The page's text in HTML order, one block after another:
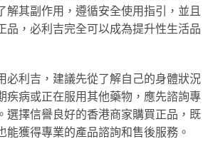
解其副作用，遵循安全使用指引，並且
品，必利吉完全可以成為提升性生活品
必利吉，建議先從了解自己的身體狀況
疾病或正在服用其他藥物，應先諮詢專
選擇信譽良好的香港商家購買正品，既
能獲得專業的產品諮詢和售後服務。